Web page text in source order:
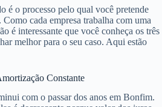
é o processo pelo qual você pretende
cada empresa trabalha com uma
é interessante que você conheça os três
melhor para o seu caso. Aqui estão
Constante
com o passar dos anos em Bonfim.